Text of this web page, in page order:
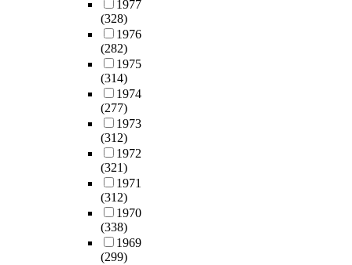
1977
(328)
1976
(282)
1975
(314)
1974
(277)
1973
(312)
1972
(321)
1971
(312)
1970
(338)
1969
(299)